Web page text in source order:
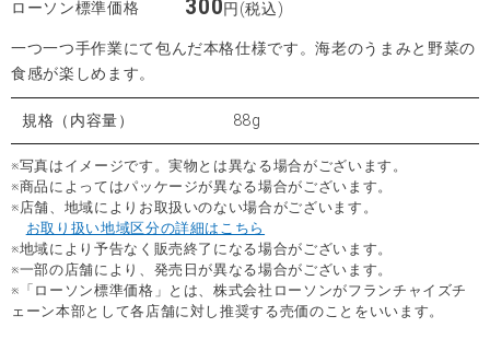
ローソン標準価格 300円(税込)
一つ一つ手作業にて包んだ本格仕様です。海老のうまみと野菜の
食感が楽しめます。
規格（内容量） 88g
※写真はイメージです。実物とは異なる場合がございます。
※商品によってはパッケージが異なる場合がございます。
※店舗、地域によりお取扱いのない場合がございます。
お取り扱い地域区分の詳細はこちら
※地域により予告なく販売終了になる場合がございます。
※一部の店舗により、発売日が異なる場合がございます。
※「ローソン標準価格」とは、株式会社ローソンがフランチャイズチ
ェーン本部として各店舗に対し推奨する売価のことをいいます。